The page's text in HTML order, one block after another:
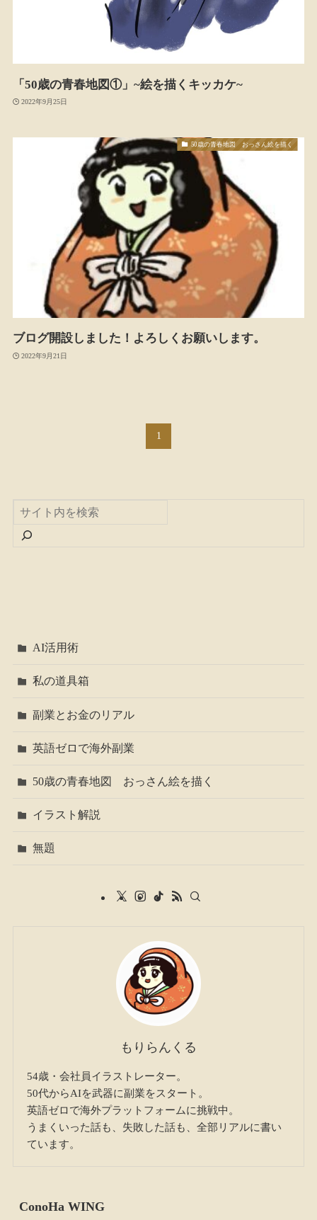
「50歳の青春地図①」~絵を描くキッカケ~
2022年9月25日
50歳の青春地図 おっさん絵を描く
ブログ開設しました！よろしくお願いします。
2022年9月21日
1
AI活用術
私の道具箱
副業とお金のリアル
英語ゼロで海外副業
50歳の青春地図 おっさん絵を描く
イラスト解説
無題
もりらんくる
54歳・会社員イラストレーター。
50代からAIを武器に副業をスタート。
英語ゼロで海外プラットフォームに挑戦中。
うまくいった話も、失敗した話も、全部リアルに書い
ています。
ConoHa WING